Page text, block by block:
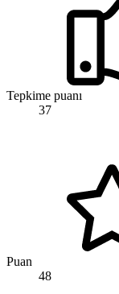
Tepkime puanı
37
Puan
48